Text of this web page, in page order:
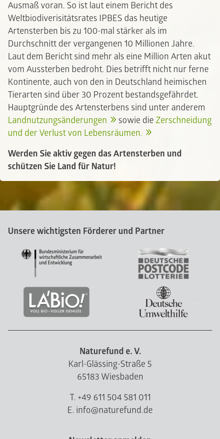
Ausmaß voran. So ist laut einem Bericht des
Weltbiodiverisitätsrates IPBES das heutige
Artensterben bis zu 100-mal stärker als im
Durchschnitt der vergangenen 10 Millionen Jahre.
Laut dem Bericht sind mehr als eine Million Arten akut
vom Aussterben bedroht. Dies betrifft nicht nur ferne
Kontinente, auch von den in Deutschland heimischen
Tierarten sind über 30 Prozent bestandsgefährdet.
Hauptgründe des Artensterbens sind unter anderem
Landnutzungsänderungen
sowie die Zerschneidung
und der Verlust von Lebensräumen.
Werden Sie aktiv gegen das Artensterben und
schützen Sie Land für Natur!
Unsere wichtigsten Förderer und Partner
Naturefund e. V.
Karl-Glässing-Straße 5
65183 Wiesbaden
T. +49 611 504 581 011
E. info@naturefund.de